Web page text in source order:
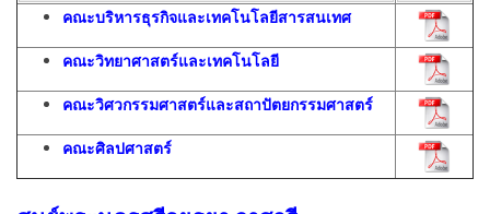
คณะบริหารธุรกิจและเทคโนโลยีสารสนเทศ
คณะวิทยาศาสตร์และเทคโนโลยี
คณะวิศวกรรมศาสตร์และสถาปัตยกรรมศาสตร์
คณะศิลปศาสตร์